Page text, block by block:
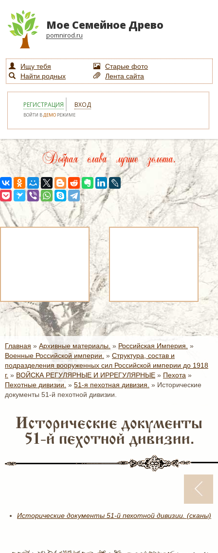
Мое Семейное Древо
pomnirod.ru
Ищу тебя
Старые фото
Найти родных
Лента сайта
РЕГИСТРАЦИЯ ВХОД
ВОЙТИ ВДЕМО РЕЖИМЕ
Добрая слава лучше золота.
Главная » Архивные материалы. » Российская Империя. »
Военные Российской империи. » Структура, состав и
подразделения вооруженных сил Российской империи до 1918
г. » ВОЙСКА РЕГУЛЯРНЫЕ И ИРРЕГУЛЯРНЫЕ » Пехота »
Пехотные дивизии. » 51-я пехотная дивизия. » Исторические
документы 51-й пехотной дивизии.
Исторические документы
51-й пехотной дивизии.
Исторические документы 51-й пехотной дивизии. (сканы)